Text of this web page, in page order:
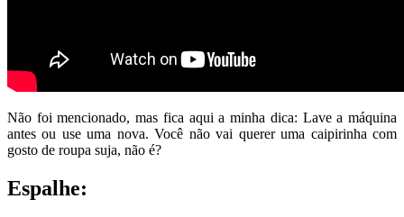
Não foi mencionado, mas fica aqui a minha dica: Lave a máquina
antes ou use uma nova. Você não vai querer uma caipirinha com
gosto de roupa suja, não é?
Espalhe: